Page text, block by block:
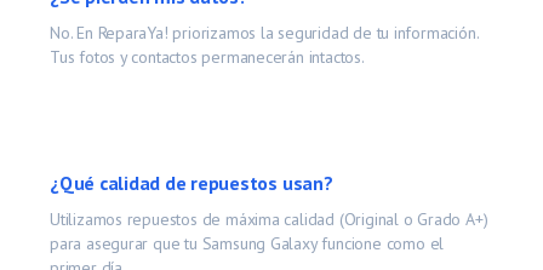
No. En ReparaYa! priorizamos la seguridad de tu información.
Tus fotos y contactos permanecerán intactos.
¿Qué calidad de repuestos usan?
Utilizamos repuestos de máxima calidad (Original o Grado A+)
para asegurar que tu Samsung Galaxyfuncione como el